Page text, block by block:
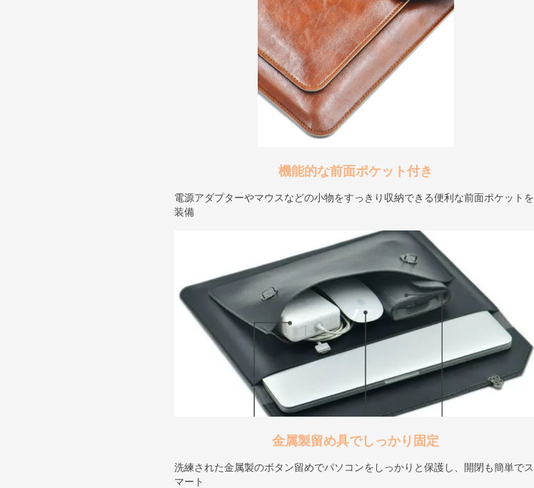
機能的な前面ポケット付き
電源アダプターやマウスなどの小物をすっきり収納できる便利な前面ポケットを
装備
金属製留め具でしっかり固定
洗練された金属製のボタン留めでパソコンをしっかりと保護し、開閉も簡単でス
マート